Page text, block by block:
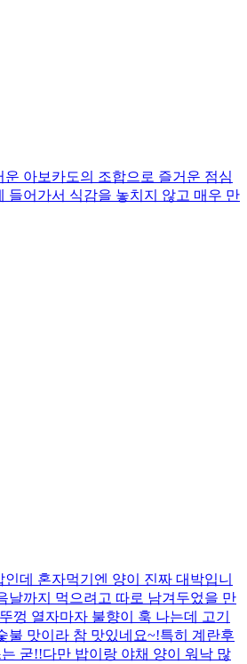
아보카도의 조합으로 즐거운 점심
들어가서 식감을 놓치지 않고 매우 만
데 혼자먹기엔 양이 진짜 대박입니
날까지 먹으려고 따로 남겨두었을 만
껑 열자마자 불향이 훅 나는데 고기
불 맛이라 참 맛있네요~!특히 계란후
굳!! ​다만 밥이랑 야채 양이 워낙 많